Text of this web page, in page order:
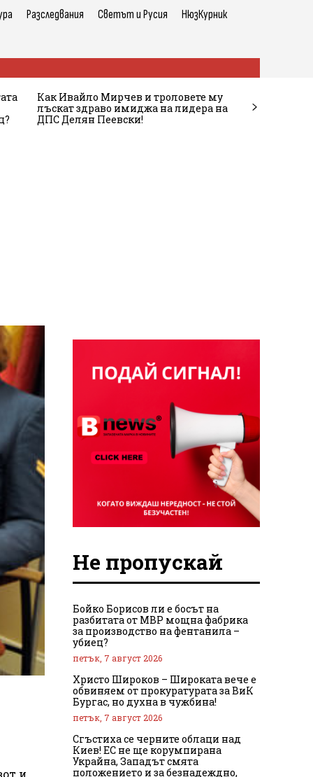
Разследвания Светът и Русия НюзКурник
Как Ивайло Мирчев и троловете му
лъскат здраво имиджа на лидера на
ДПС Делян Пеевски!
и
Не пропускай
Бойко Борисов ли е босът на
разбитата от МВР мощна фабрика
за производство на фентанила –
убиец?
петък, 7 август 2026
Христо Широков – Широката вече е
обвиняем от прокуратурата за ВиК
Бургас, но духна в чужбина!
петък, 7 август 2026
Сгъстиха се черните облаци над
Киев! ЕС не ще корумпирана
Украйна, Западът смята
положението и за безнадеждно,